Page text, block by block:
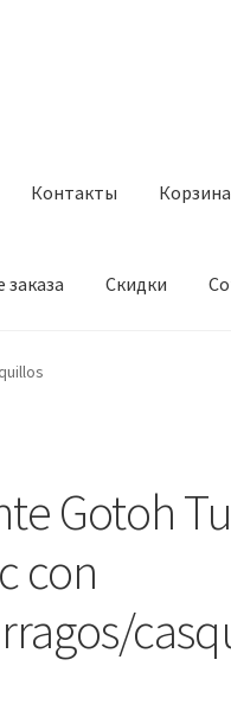
Контакты Корзина
Скидки
Корзина
Gotoh
con